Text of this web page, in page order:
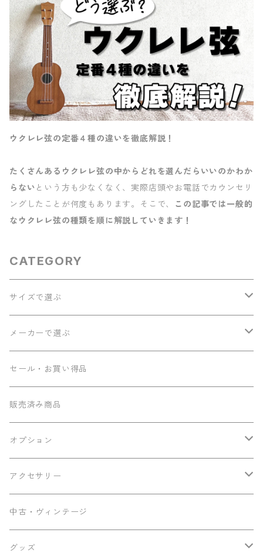
ウクレレ弦の定番４種の違いを徹底解説！
たくさんあるウクレレ弦の中からどれを選んだらいいのかわか
らない という方も少なくなく、実際店頭やお電話でカウンセリ
ングしたことが何度もあります。そこで、 この記事では一般的
なウクレレ弦の種類を順に解説していきます！
CATEGORY
サイズで選ぶ
ソプラノ
コンサート
テナー
その他
ミニテナー
メーカーで選ぶ
Seilen
Sumi工房
Ancestor's
Frayns
KOU ukulele
早瀬ギター工房
セール・お買い得品
販売済み商品
オプション
エンドピン追加
アクセサリー
メンテナンス用品
ケース
中古・ヴィンテージ
グッズ